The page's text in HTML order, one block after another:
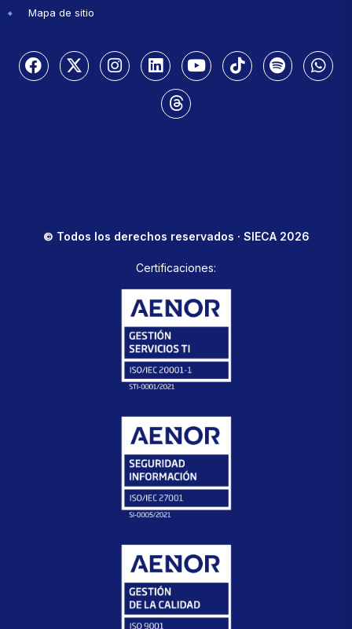
Mapa de sitio
© Todos los derechos reservados · SIECA 2026
Certificaciones: